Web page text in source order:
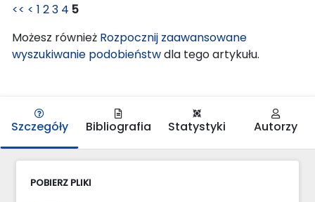
<< < 1 23 4 5
Możesz również Rozpocznij zaawansowane
wyszukiwanie podobieństwdla tego artykułu.
Szczegóły Bibliografia Statystyki Autorzy
POBIERZ PLIKI